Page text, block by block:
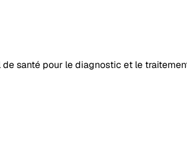
santé pour le diagnostic et le